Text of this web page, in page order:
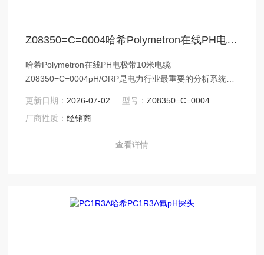
Z08350=C=0004哈希Polymetron在线PH电极带10米电缆
哈希Polymetron在线PH电极带10米电缆
Z08350=C=0004pH/ORP是电力行业最重要的分析系统之
哈希公司可提供产品满足用户需求，提供各种解决方案，
满足客户需求。能在设计、安装、培训、维护和操作等各
更新日期： 2026-07-02 型号：Z08350=C=0004
厂商性质：经销商
查看详情